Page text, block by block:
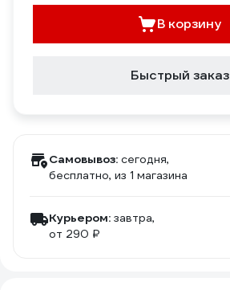
В корзину
Быстрый заказ
Самовывоз: сегодня,
бесплатно, из 1 магазина
Курьером: завтра,
от 290 ₽